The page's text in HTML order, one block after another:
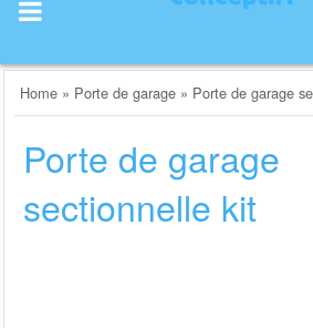
content
Home » Porte de garage » Porte de garage
Porte de garage
sectionnelle kit